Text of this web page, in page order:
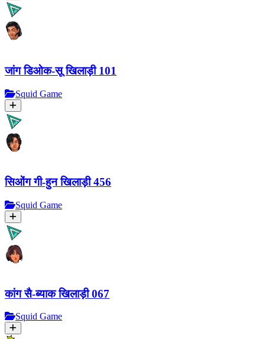
जांग डिओक-सू खिलाड़ी 101
Squid Game
सिओंग गी-हुन खिलाड़ी 456
Squid Game
कांग सै-ब्याक खिलाड़ी 067
Squid Game